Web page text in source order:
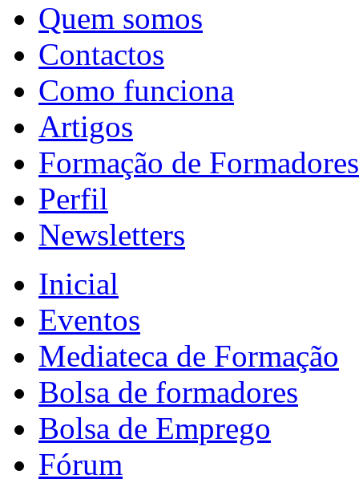
Quem somos
Contactos
Como funciona
Artigos
Formação de Formadores
Perfil
Newsletters
Inicial
Eventos
Mediateca de Formação
Bolsa de formadores
Bolsa de Emprego
Fórum